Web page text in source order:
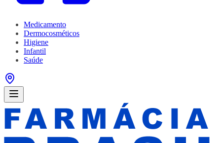
Medicamento
Dermocosméticos
Higiene
Infantil
Saúde